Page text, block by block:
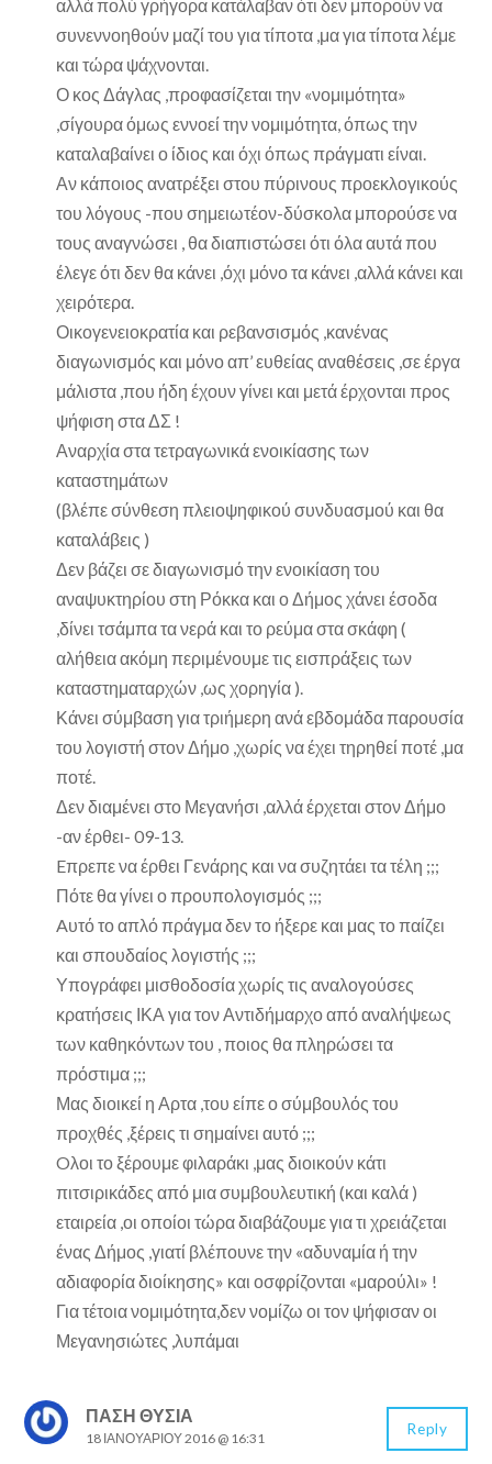
αλλά πολύ γρήγορα κατάλαβαν ότι δεν μπορούν να
συνεννοηθούν μαζί του για τίποτα ,μα για τίποτα λέμε
και τώρα ψάχνονται.
Ο κος Δάγλας ,προφασίζεται την «νομιμότητα»
,σίγουρα όμως εννοεί την νομιμότητα, όπως την
καταλαβαίνει ο ίδιος και όχι όπως πράγματι είναι.
Αν κάποιος ανατρέξει στου πύρινους προεκλογικούς
του λόγους -που σημειωτέον-δύσκολα μπορούσε να
τους αναγνώσει , θα διαπιστώσει ότι όλα αυτά που
έλεγε ότι δεν θα κάνει ,όχι μόνο τα κάνει ,αλλά κάνει και
χειρότερα.
Οικογενειοκρατία και ρεβανσισμός ,κανένας
διαγωνισμός και μόνο απ’ ευθείας αναθέσεις ,σε έργα
μάλιστα ,που ήδη έχουν γίνει και μετά έρχονται προς
ψήφιση στα ΔΣ !
Αναρχία στα τετραγωνικά ενοικίασης των
καταστημάτων
(βλέπε σύνθεση πλειοψηφικού συνδυασμού και θα
καταλάβεις )
Δεν βάζει σε διαγωνισμό την ενοικίαση του
αναψυκτηρίου στη Ρόκκα και ο Δήμος χάνει έσοδα
,δίνει τσάμπα τα νερά και το ρεύμα στα σκάφη (
αλήθεια ακόμη περιμένουμε τις εισπράξεις των
καταστηματαρχών ,ως χορηγία ).
Κάνει σύμβαση για τριήμερη ανά εβδομάδα παρουσία
του λογιστή στον Δήμο ,χωρίς να έχει τηρηθεί ποτέ ,μα
ποτέ.
Δεν διαμένει στο Μεγανήσι ,αλλά έρχεται στον Δήμο
-αν έρθει- 09-13.
Eπρεπε να έρθει Γενάρης και να συζητάει τα τέλη ;;;
Πότε θα γίνει ο προυπολογισμός ;;;
Aυτό το απλό πράγμα δεν το ήξερε και μας το παίζει
και σπουδαίος λογιστής ;;;
Υπογράφει μισθοδοσία χωρίς τις αναλογούσες
κρατήσεις ΙΚΑ για τον Αντιδήμαρχο από αναλήψεως
των καθηκόντων του , ποιος θα πληρώσει τα
πρόστιμα ;;;
Μας διοικεί η Αρτα ,του είπε ο σύμβουλός του
προχθές ,ξέρεις τι σημαίνει αυτό ;;;
Oλοι το ξέρουμε φιλαράκι ,μας διοικούν κάτι
πιτσιρικάδες από μια συμβουλευτική (και καλά )
εταιρεία ,οι οποίοι τώρα διαβάζουμε για τι χρειάζεται
ένας Δήμος ,γιατί βλέπουνε την «αδυναμία ή την
αδιαφορία διοίκησης» και οσφρίζονται «μαρούλι» !
Για τέτοια νομιμότητα,δεν νομίζω οι τον ψήφισαν οι
Μεγανησιώτες ,λυπάμαι
ΠΑΣΗ ΘΥΣΙΑ
18 ΙΑΝΟΥΑΡΊΟΥ 2016 @ 16:31
Reply